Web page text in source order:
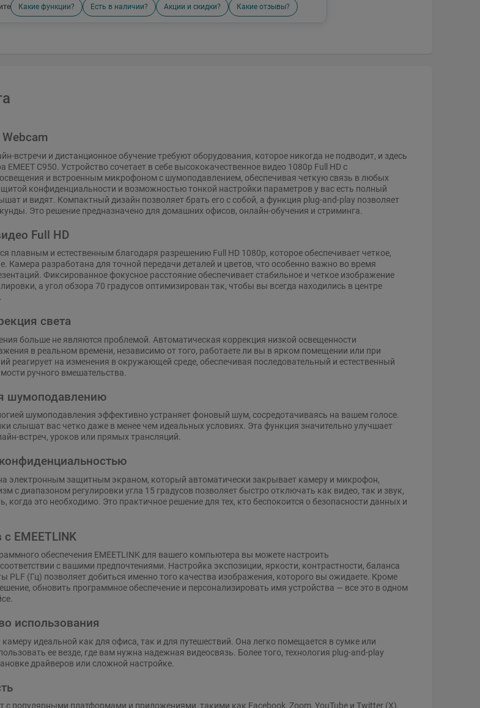
Какие функции? Есть в наличии? Акции и скидки? Какие отзывы?
встречи и дистанционное обучение требуют оборудования, которое никогда не подводит, и здесь
C950. Устройство сочетает в себе высококачественное видео 1080p Full HD с
и встроенным микрофоном с шумоподавлением, обеспечивая четкую связь в любых
конфиденциальности и возможностью тонкой настройки параметров у вас есть полный
и видят. Компактный дизайн позволяет брать его с собой, а функция plug-and-play позволяет
Это решение предназначено для домашних офисов, онлайн-обучения и стриминга.
Full HD
плавным и естественным благодаря разрешению Full HD 1080p, которое обеспечивает четкое,
Камера разработана для точной передачи деталей и цветов, что особенно важно во время
Фиксированное фокусное расстояние обеспечивает стабильное и четкое изображение
а угол обзора 70 градусов оптимизирован так, чтобы вы всегда находились в центре
света
больше не являются проблемой. Автоматическая коррекция низкой освещенности
в реальном времени, независимо от того, работаете ли вы в ярком помещении или при
реагирует на изменения в окружающей среде, обеспечивая последовательный и естественный
ручного вмешательства.
шумоподавлению
шумоподавления эффективно устраняет фоновый шум, сосредотачиваясь на вашем голосе.
слышат вас четко даже в менее чем идеальных условиях. Эта функция значительно улучшает
встреч, уроков или прямых трансляций.
электронным защитным экраном, который автоматически закрывает камеру и микрофон,
с диапазоном регулировки угла 15 градусов позволяет быстро отключать как видео, так и звук,
когда это необходимо. Это практичное решение для тех, кто беспокоится о безопасности данных и
EMEETLINK
обеспечения EMEETLINK для вашего компьютера вы можете настроить
с вашими предпочтениями. Настройка экспозиции, яркости, контрастности, баланса
PLF (Гц) позволяет добиться именно того качества изображения, которого вы ожидаете. Кроме
обновить программное обеспечение и персонализировать имя устройства — все это в одном
использования
идеальной как для офиса, так и для путешествий. Она легко помещается в сумке или
ее везде, где вам нужна надежная видеосвязь. Более того, технология plug-and-play
драйверов или сложной настройке.
с популярными платформами и приложениями, такими как Facebook, Zoom, YouTube и Twitter (X),